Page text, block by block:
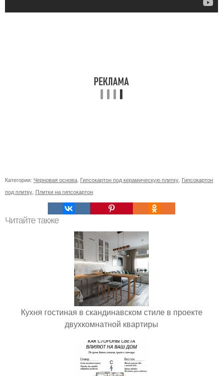
Категории: Черновая основа Гипсокартон под керамическую плитку Гипсокартон
под плитку Плитки на гипсокартон
Читайте также
Кухня гостиная в скандинавском стиле в проекте
двухкомнатной квартиры